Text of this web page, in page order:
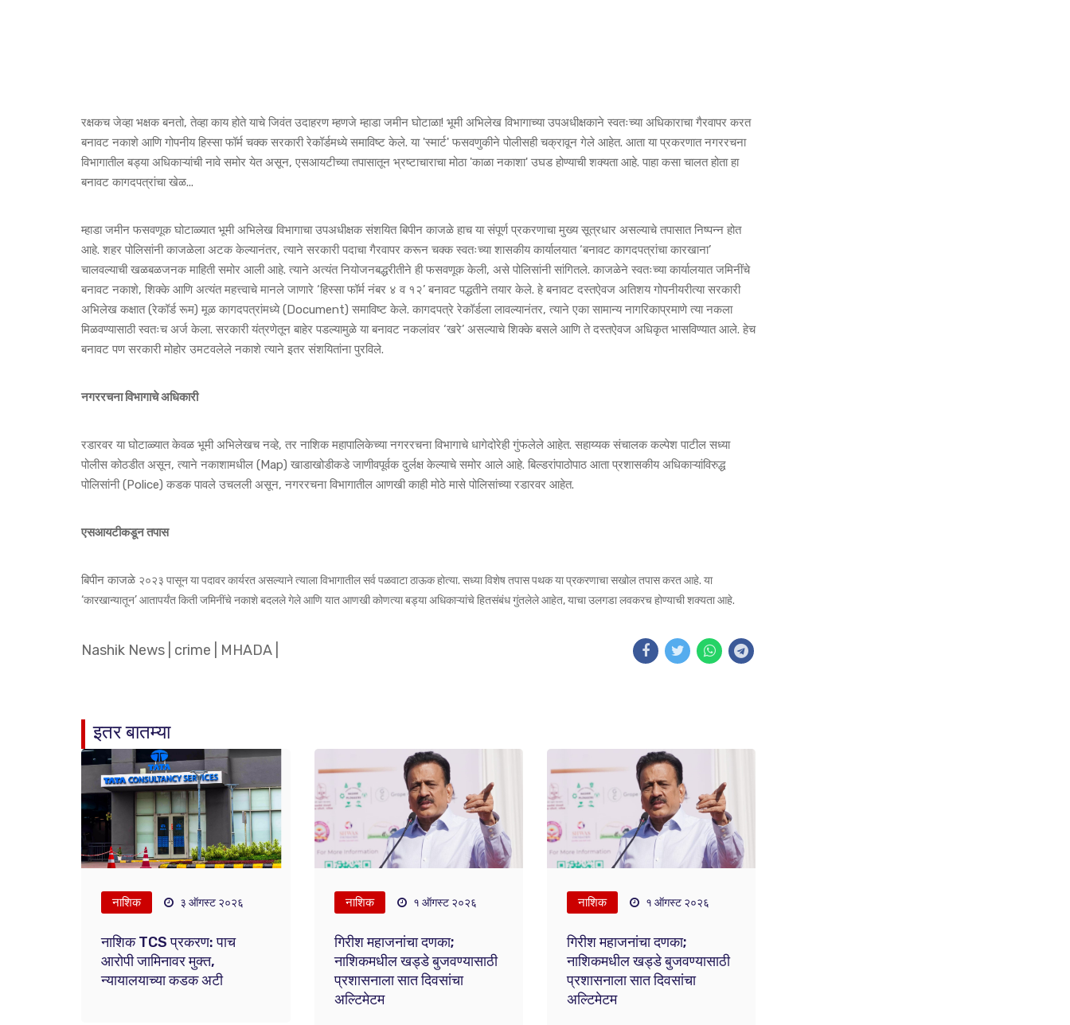
रक्षकच जेव्हा भक्षक बनतो, तेव्हा काय होते याचे जिवंत उदाहरण म्हणजे म्हाडा जमीन घोटाळा! भूमी अभिलेख विभागाच्या उपअधीक्षकाने स्वतःच्या अधिकाराचा गैरवापर करत
बनावट नकाशे आणि गोपनीय हिस्सा फॉर्म चक्क सरकारी रेकॉर्डमध्ये समाविष्ट केले. या 'स्मार्ट' फसवणुकीने पोलीसही चक्रावून गेले आहेत. आता या प्रकरणात नगररचना
विभागातील बड्या अधिकाऱ्यांची नावे समोर येत असून, एसआयटीच्या तपासातून भ्रष्टाचाराचा मोठा 'काळा नकाशा' उघड होण्याची शक्यता आहे. पाहा कसा चालत होता हा
बनावट कागदपत्रांचा खेळ...
म्हाडा जमीन फसवणूक घोटाळ्यात भूमी अभिलेख विभागाचा उपअधीक्षक संशयित बिपीन काजळे हाच या संपूर्ण प्रकरणाचा मुख्य सूत्रधार असल्याचे तपासात निष्पन्न होत
आहे. शहर पोलिसांनी काजळेला अटक केल्यानंतर, त्याने सरकारी पदाचा गैरवापर करून चक्क स्वतःच्या शासकीय कार्यालयात ‘बनावट कागदपत्रांचा कारखाना’
चालवल्याची खळबळजनक माहिती समोर आली आहे. त्याने अत्यंत नियोजनबद्धरीतीने ही फसवणूक केली, असे पोलिसांनी सांगितले. काजळेने स्वतःच्या कार्यालयात जमिनींचे
बनावट नकाशे, शिक्के आणि अत्यंत महत्त्वाचे मानले जाणारे ‘हिस्सा फॉर्म नंबर ४ व १२’ बनावट पद्धतीने तयार केले. हे बनावट दस्तऐवज अतिशय गोपनीयरीत्या सरकारी
अभिलेख कक्षात (रेकॉर्ड रूम) मूळ कागदपत्रांमध्ये (Document) समाविष्ट केले. कागदपत्रे रेकॉर्डला लावल्यानंतर, त्याने एका सामान्य नागरिकाप्रमाणे त्या नकला
मिळवण्यासाठी स्वतःच अर्ज केला. सरकारी यंत्रणेतून बाहेर पडल्यामुळे या बनावट नकलांवर ‘खरे’ असल्याचे शिक्के बसले आणि ते दस्तऐवज अधिकृत भासविण्यात आले. हेच
बनावट पण सरकारी मोहोर उमटवलेले नकाशे त्याने इतर संशयितांना पुरविले.
नगररचना विभागाचे अधिकारी
रडारवर या घोटाळ्यात केवळ भूमी अभिलेखच नव्हे, तर नाशिक महापालिकेच्या नगररचना विभागाचे धागेदोरेही गुंफलेले आहेत. सहाय्यक संचालक कल्पेश पाटील सध्या
पोलीस कोठडीत असून, त्याने नकाशामधील (Map) खाडाखोडीकडे जाणीवपूर्वक दुर्लक्ष केल्याचे समोर आले आहे. बिल्डरांपाठोपाठ आता प्रशासकीय अधिकाऱ्यांविरुद्ध
पोलिसांनी (Police) कडक पावले उचलली असून, नगररचना विभागातील आणखी काही मोठे मासे पोलिसांच्या रडारवर आहेत.
एसआयटीकडून तपास
बिपीन काजळे २०२३ पासून या पदावर कार्यरत असल्याने त्याला विभागातील सर्व पळवाटा ठाऊक होत्या. सध्या विशेष तपास पथक या प्रकरणाचा सखोल तपास करत आहे. या
‘कारखान्यातून’ आतापर्यंत किती जमिनींचे नकाशे बदलले गेले आणि यात आणखी कोणत्या बड्या अधिकाऱ्यांचे हितसंबंध गुंतलेले आहेत, याचा उलगडा लवकरच होण्याची शक्यता आहे.
Nashik News crime MHADA
इतर बातम्या
नाशिक ३ ऑगस्ट २०२६
नाशिक TCS प्रकरण: पाच
आरोपी जामिनावर मुक्त,
न्यायालयाच्या कडक अटी
नाशिक १ ऑगस्ट २०२६
गिरीश महाजनांचा दणका;
नाशिकमधील खड्डे बुजवण्यासाठी
प्रशासनाला सात दिवसांचा
अल्टिमेटम
नाशिक १ ऑगस्ट २०२६
गिरीश महाजनांचा दणका;
नाशिकमधील खड्डे बुजवण्यासाठी
प्रशासनाला सात दिवसांचा
अल्टिमेटम